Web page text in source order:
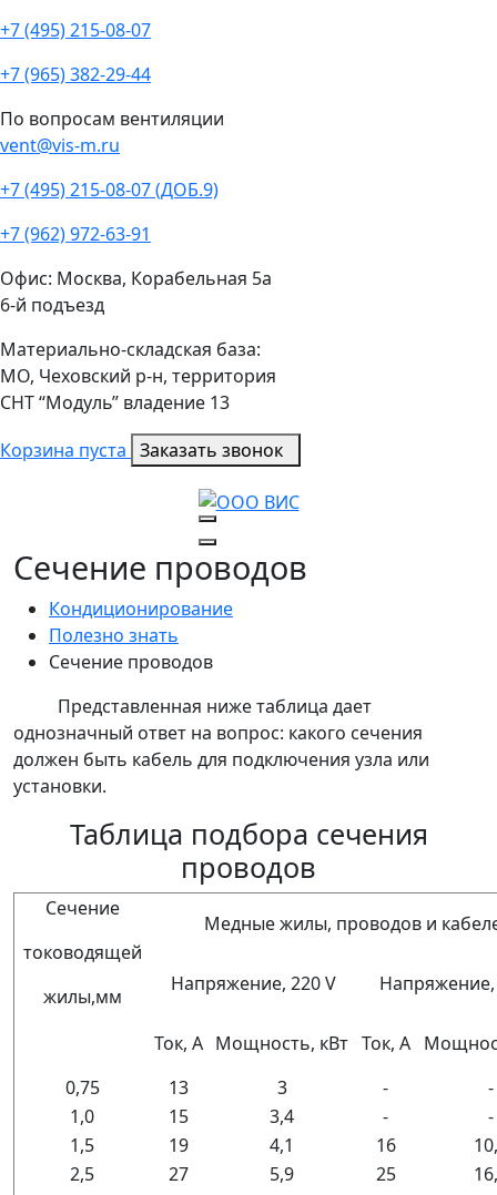
+7 (495) 215-08-07
+7 (965) 382-29-44
По вопросам вентиляции
vent@vis-m.ru
+7 (495) 215-08-07 (ДОБ.9)
+7 (962) 972-63-91
Офис: Москва, Корабельная 5а
6-й подъезд
Материально-складская база:
МО, Чеховский р-н, территория
СНТ “Модуль” владение 13
Корзина пуста Заказать звонок
Сечение проводов
Кондиционирование
Полезно знать
Сечение проводов
Представленная ниже таблица дает
однозначный ответ на вопрос: какого сечения
должен быть кабель для подключения узла или
установки.
Таблица подбора сечения
проводов
Сечение
тоководящей
жилы,мм
Медные жилы, проводов и
Напряжение, 220 V Напряжение,
Ток, А Мощность, кВт Ток, А
0,75
13 3 -
-
1,0
15 3,4 -
-
1,5
19 4,1 16
2,5
27 5,9 25